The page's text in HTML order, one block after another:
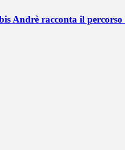
Andrè racconta il